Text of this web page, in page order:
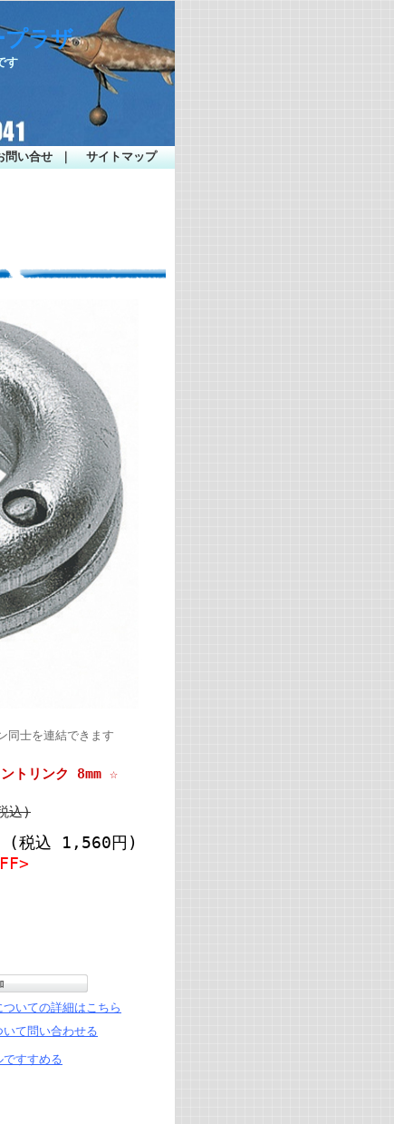
ラザ
す
問い合せ サイトマップ
同士を連結できます
トリンク 8mm ☆
込)
(税込 1,560円)
いての詳細はこちら
いて問い合わせる
すすめる